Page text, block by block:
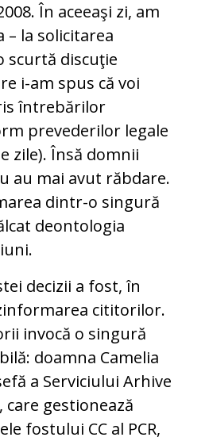
În aceeaşi zi, am
– la solicitarea
scurtă discuţie
i-am spus că voi
întrebărilor
prevederilor legale
zile). Însă domnii
au mai avut răbdare.
dintr-o singură
deontologia
decizii a fost, în
cititorilor.
invocă o singură
doamna Camelia
a Serviciului Arhive
gestionează
fostului CC al PCR,